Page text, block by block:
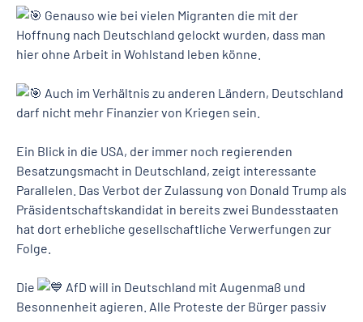
Genauso wie bei vielen Migranten die mit der
Hoffnung nach Deutschland gelockt wurden, dass man
hier ohne Arbeit in Wohlstand leben könne.
Auch im Verhältnis zu anderen Ländern, Deutschland
darf nicht mehr Finanzier von Kriegen sein.
Ein Blick in die USA, der immer noch regierenden
Besatzungsmacht in Deutschland, zeigt interessante
Parallelen. Das Verbot der Zulassung von Donald Trump als
Präsidentschaftskandidat in bereits zwei Bundesstaaten
hat dort erhebliche gesellschaftliche Verwerfungen zur
Folge.
Die
AfD will in Deutschland mit Augenmaß und
Besonnenheit agieren. Alle Proteste der Bürger passiv